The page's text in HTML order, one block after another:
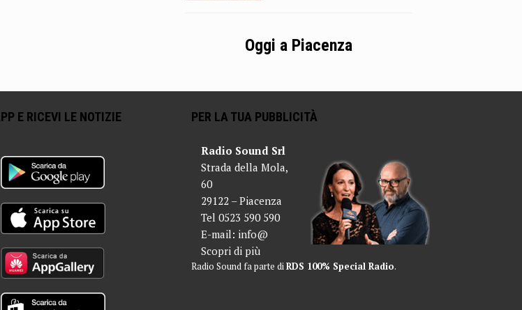
Oggi a Piacenza
E RICEVI LE NOTIZIE PER LA TUA PUBBLICITÀ
Radio Sound Srl
Strada della Mola,
60
29122 – Piacenza
Tel 0523 590 590
E-mail: info@
Scopri di più
Radio Sound fa parte diRDS 100% Special Radio.